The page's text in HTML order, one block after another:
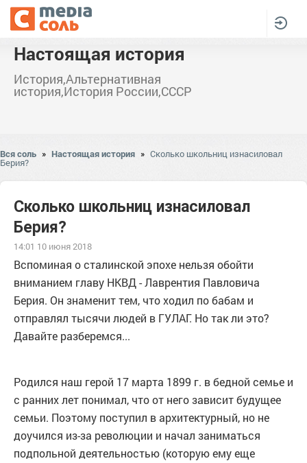
Настоящая история
История,Альтернативная
история,История России,СССР
Вся соль » Настоящая история » Сколько школьниц изнасиловал
Берия?
Сколько школьниц изнасиловал
Берия?
14:01 10 июня 2018
Вспоминая о сталинской эпохе нельзя обойти
вниманием главу НКВД - Лаврентия Павловича
Берия. Он знаменит тем, что ходил по бабам и
отправлял тысячи людей в ГУЛАГ. Но так ли это?
Давайте разберемся...
Родился наш герой 17 марта 1899 г. в бедной семье и
с ранних лет понимал, что от него зависит будущее
семьи. Поэтому поступил в архитектурный, но не
доучился из-за революции и начал заниматься
подпольной деятельностью (которую ему еще